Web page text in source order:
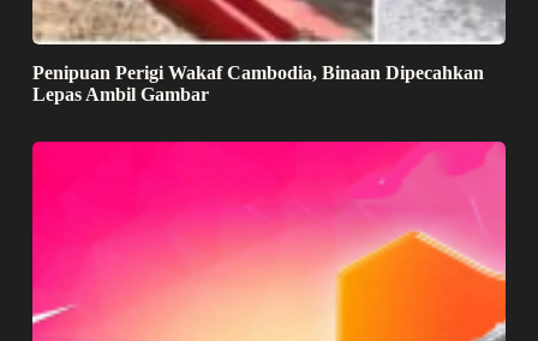
Penipuan Perigi Wakaf Cambodia, Binaan Dipecahkan
Lepas Ambil Gambar